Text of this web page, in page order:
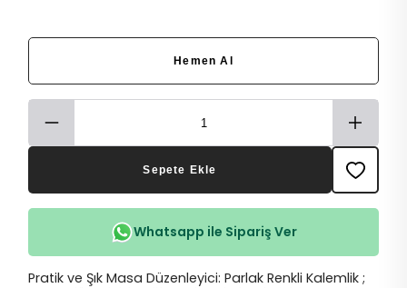
Hemen Al
Sepete Ekle
Whatsapp ile Sipariş Ver
Pratik ve Şık Masa Düzenleyici: Parlak Renkli Kalemlik ;